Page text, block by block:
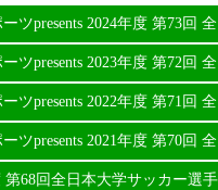
ツpresents 2024年度 第73回
ツpresents 2023年度 第72回
ツpresents 2022年度 第71回
ツpresents 2021年度 第70回
第68回全日本大学サッカー選